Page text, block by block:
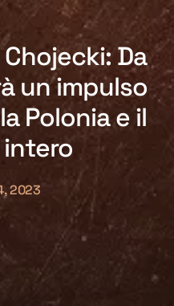
Da
un impulso
Polonia e il
2023